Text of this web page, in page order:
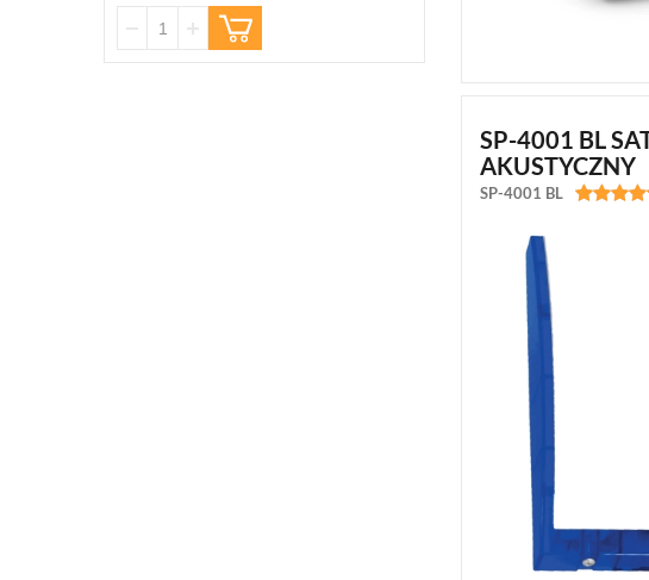
SP-4001 BL
AKUSTYCZNY
SP-4001 BL